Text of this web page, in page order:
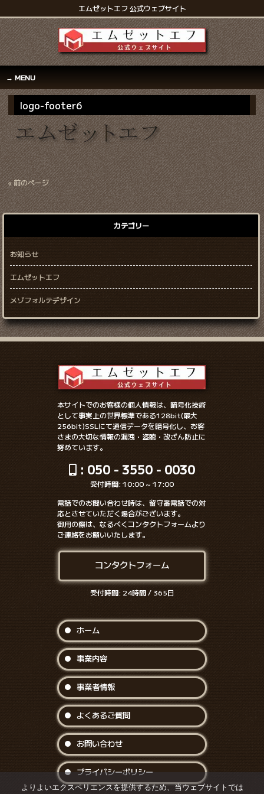
エムゼットエフ 公式ウェブサイト
MENU
logo-footer6
« 前のページ
カテゴリー
お知らせ
エムゼットエフ
メゾフォルテデザイン
本サイトでのお客様の個人情報は、暗号化技術
として事実上の世界標準である128bit(最大
256bit)SSLにて通信データを暗号化し、お客
さまの大切な情報の漏洩・盗聴・改ざん防止に
努めています。
: 050 - 3550 - 0030
受付時間: 10:00 ~ 17:00
電話でのお問い合わせ時は、留守番電話での対
応とさせていただく場合がございます。
御用の際は、なるべくコンタクトフォームより
ご連絡をお願いいたします。
コンタクトフォーム
受付時間: 24時間 / 365日
ホーム
事業内容
事業者情報
よくあるご質問
お問い合わせ
プライバシーポリシー
よりよいエクスペリエンスを提供するため、当ウェブサイトでは